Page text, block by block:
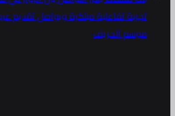
تجربة تفاعلية مبتكرة ويواصل تقديم
موسم الخريف